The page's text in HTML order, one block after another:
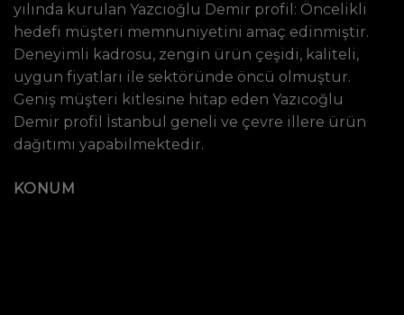
yılında kurulan Yazcıoğlu Demir profil: Öncelikli
hedefi müşteri memnuniyetini amaç edinmiştir.
Deneyimli kadrosu, zengin ürün çeşidi, kaliteli,
uygun fiyatları ile sektöründe öncü olmuştur.
Geniş müşteri kitlesine hitap eden Yazıcoğlu
Demir profil İstanbul geneli ve çevre illere ürün
dağıtımı yapabilmektedir.
KONUM